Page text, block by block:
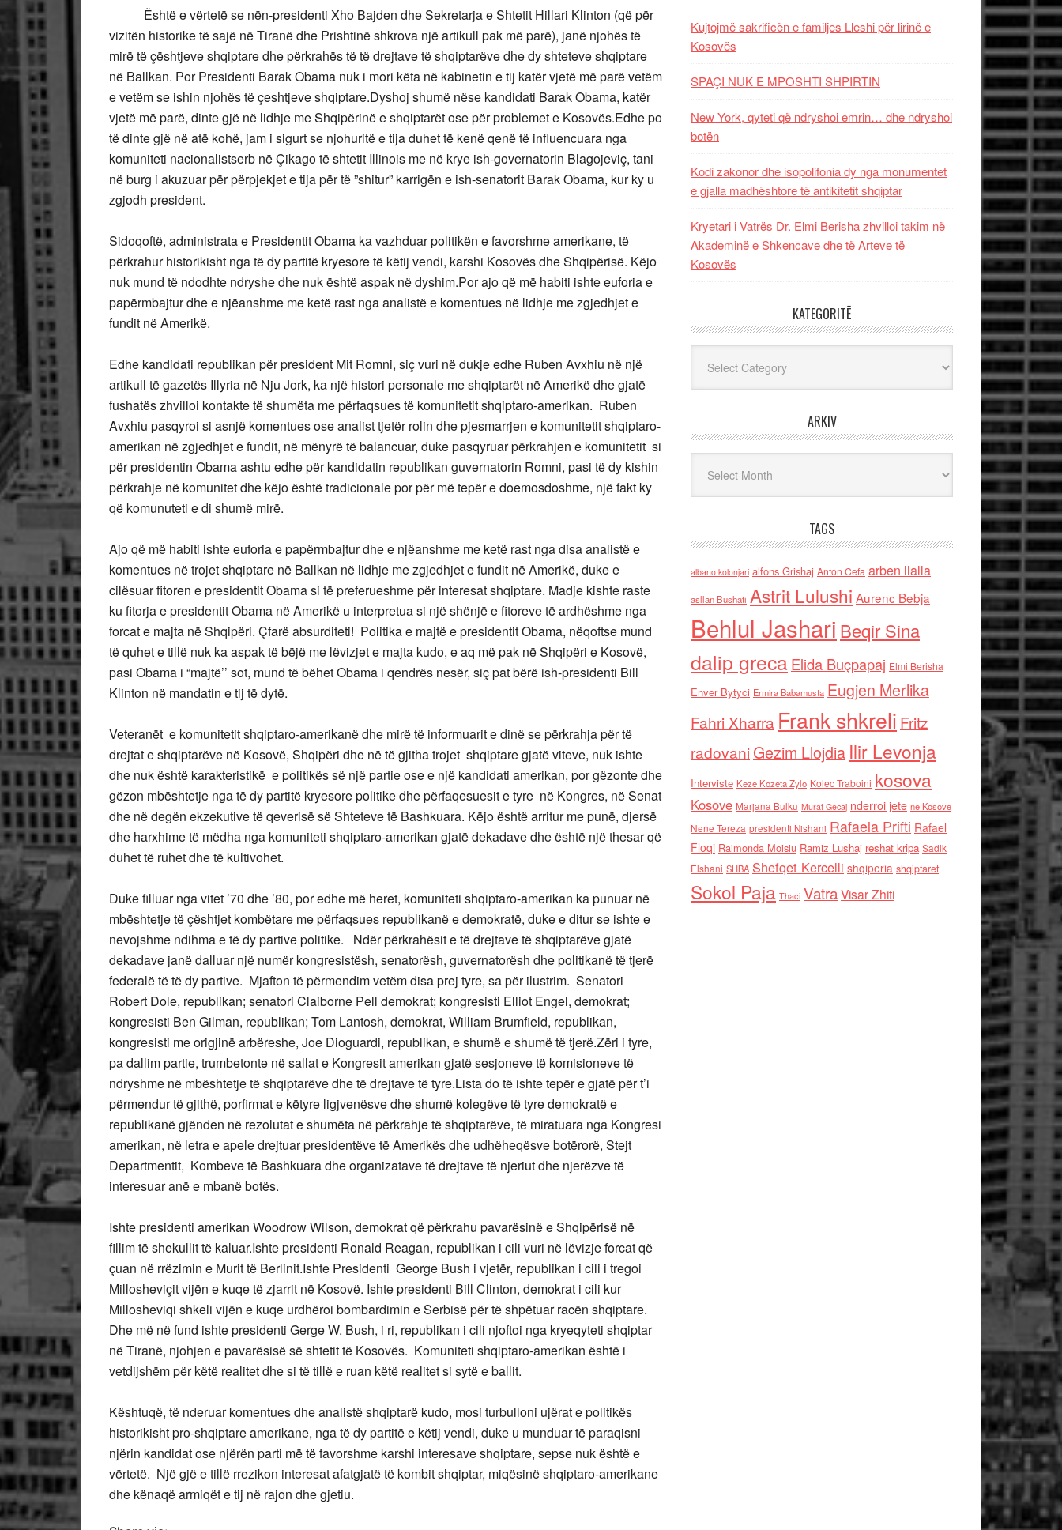
Është e vërtetë se nën-presidenti Xho Bajden dhe Sekretarja e Shtetit Hillari Klinton (që për
vizitën historike të sajë në Tiranë dhe Prishtinë shkrova një artikull pak më parë), janë njohës të
mirë të çështjeve shqiptare dhe përkrahës të të drejtave të shqiptarëve dhe dy shteteve shqiptare
në Ballkan. Por Presidenti Barak Obama nuk i mori këta në kabinetin e tij katër vjetë më parë vetëm
e vetëm se ishin njohës të çeshtjeve shqiptare.Dyshoj shumë nëse kandidati Barak Obama, katër
vjetë më parë, dinte gjë në lidhje me Shqipërinë e shqiptarët ose për problemet e Kosovës.Edhe po
të dinte gjë në atë kohë, jam i sigurt se njohuritë e tija duhet të kenë qenë të influencuara nga
komuniteti nacionalistserb në Çikago të shtetit Illinois me në krye ish-governatorin Blagojeviç, tani
në burg i akuzuar për përpjekjet e tija për të ”shitur” karrigën e ish-senatorit Barak Obama, kur ky u
zgjodh president.
Sidoqoftë, administrata e Presidentit Obama ka vazhduar politikën e favorshme amerikane, të
përkrahur historikisht nga të dy partitë kryesore të këtij vendi, karshi Kosovës dhe Shqipërisë. Këjo
nuk mund të ndodhte ndryshe dhe nuk është aspak në dyshim.Por ajo që më habiti ishte euforia e
papërmbajtur dhe e njëanshme me ketë rast nga analistë e komentues në lidhje me zgjedhjet e
fundit në Amerikë.
Edhe kandidati republikan për president Mit Romni, siç vuri në dukje edhe Ruben Avxhiu në një
artikull të gazetës Illyria në Nju Jork, ka një histori personale me shqiptarët në Amerikë dhe gjatë
fushatës zhvilloi kontakte të shumëta me përfaqsues të komunitetit shqiptaro-amerikan. Ruben
Avxhiu pasqyroi si asnjë komentues ose analist tjetër rolin dhe pjesmarrjen e komunitetit shqiptaro-
amerikan në zgjedhjet e fundit, në mënyrë të balancuar, duke pasqyruar përkrahjen e komunitetit si
për presidentin Obama ashtu edhe për kandidatin republikan guvernatorin Romni, pasi të dy kishin
përkrahje në komunitet dhe këjo është tradicionale por për më tepër e doemosdoshme, një fakt ky
që komunuteti e di shumë mirë.
Ajo që më habiti ishte euforia e papërmbajtur dhe e njëanshme me ketë rast nga disa analistë e
komentues në trojet shqiptare në Ballkan në lidhje me zgjedhjet e fundit në Amerikë, duke e
cilësuar fitoren e presidentit Obama si të preferueshme për interesat shqiptare. Madje kishte raste
ku fitorja e presidentit Obama në Amerikë u interpretua si një shënjë e fitoreve të ardhëshme nga
forcat e majta në Shqipëri. Çfarë absurditeti! Politika e majtë e presidentit Obama, nëqoftse mund
të quhet e tillë nuk ka aspak të bëjë me lëvizjet e majta kudo, e aq më pak në Shqipëri e Kosovë,
pasi Obama i “majtë’’ sot, mund të bëhet Obama i qendrës nesër, siç pat bërë ish-presidenti Bill
Klinton në mandatin e tij të dytë.
Veteranët e komunitetit shqiptaro-amerikanë dhe mirë të informuarit e dinë se përkrahja për të
drejtat e shqiptarëve në Kosovë, Shqipëri dhe në të gjitha trojet shqiptare gjatë viteve, nuk ishte
dhe nuk është karakteristikë e politikës së një partie ose e një kandidati amerikan, por gëzonte dhe
gëzon mbështetje nga të dy partitë kryesore politike dhe përfaqesuesit e tyre në Kongres, në Senat
dhe në degën ekzekutive të qeverisë së Shteteve të Bashkuara. Këjo është arritur me punë, djersë
dhe harxhime të mëdha nga komuniteti shqiptaro-amerikan gjatë dekadave dhe është një thesar që
duhet të ruhet dhe të kultivohet.
Duke filluar nga vitet ’70 dhe ’80, por edhe më heret, komuniteti shqiptaro-amerikan ka punuar në
mbështetje të çështjet kombëtare me përfaqsues republikanë e demokratë, duke e ditur se ishte e
nevojshme ndihma e të dy partive politike. Ndër përkrahësit e të drejtave të shqiptarëve gjatë
dekadave janë dalluar një numër kongresistësh, senatorësh, guvernatorësh dhe politikanë të tjerë
federalë të të dy partive. Mjafton të përmendim vetëm disa prej tyre, sa për ilustrim. Senatori
Robert Dole, republikan; senatori Claiborne Pell demokrat; kongresisti Elliot Engel, demokrat;
kongresisti Ben Gilman, republikan; Tom Lantosh, demokrat, William Brumfield, republikan,
kongresisti me origjinë arbëreshe, Joe Dioguardi, republikan, e shumë e shumë të tjerë.Zëri i tyre,
pa dallim partie, trumbetonte në sallat e Kongresit amerikan gjatë sesjoneve të komisioneve të
ndryshme në mbështetje të shqiptarëve dhe të drejtave të tyre.Lista do të ishte tepër e gjatë për t’i
përmendur të gjithë, porfirmat e këtyre ligjvenësve dhe shumë kolegëve të tyre demokratë e
republikanë gjënden në rezolutat e shumëta në përkrahje të shqiptarëve, të miratuara nga Kongresi
amerikan, në letra e apele drejtuar presidentëve të Amerikës dhe udhëheqësve botërorë, Stejt
Departmentit, Kombeve të Bashkuara dhe organizatave të drejtave të njeriut dhe njerëzve të
interesuar anë e mbanë botës.
Ishte presidenti amerikan Woodrow Wilson, demokrat që përkrahu pavarësinë e Shqipërisë në
fillim të shekullit të kaluar.Ishte presidenti Ronald Reagan, republikan i cili vuri në lëvizje forcat që
çuan në rrëzimin e Murit të Berlinit.Ishte Presidenti George Bush i vjetër, republikan i cili i tregoi
Millosheviçit vijën e kuqe të zjarrit në Kosovë. Ishte presidenti Bill Clinton, demokrat i cili kur
Millosheviqi shkeli vijën e kuqe urdhëroi bombardimin e Serbisë për të shpëtuar racën shqiptare.
Dhe më në fund ishte presidenti Gerge W. Bush, i ri, republikan i cili njoftoi nga kryeqyteti shqiptar
në Tiranë, njohjen e pavarësisë së shtetit të Kosovës. Komuniteti shqiptaro-amerikan është i
vetdijshëm për këtë realitet dhe si të tillë e ruan këtë realitet si sytë e ballit.
Kështuqë, të nderuar komentues dhe analistë shqiptarë kudo, mosi turbulloni ujërat e politikës
historikisht pro-shqiptare amerikane, nga të dy partitë e këtij vendi, duke u munduar të paraqisni
njërin kandidat ose njërën parti më të favorshme karshi interesave shqiptare, sepse nuk është e
vërtetë. Një gjë e tillë rrezikon interesat afatgjatë të kombit shqiptar, miqësinë shqiptaro-amerikane
dhe kënaqë armiqët e tij në rajon dhe gjetiu.
Kujtojmë sakrificën e familjes Lleshi për lirinë e
Kosovës
SPAÇI NUK E MPOSHTI SHPIRTIN
New York, qyteti që ndryshoi emrin… dhe ndryshoi
botën
Kodi zakonor dhe isopolifonia dy nga monumentet
e gjalla madhështore të antikitetit shqiptar
Kryetari i Vatrës Dr. Elmi Berisha zhvilloi takim në
Akademinë e Shkencave dhe të Arteve të
Kosovës
KATEGORITË
ARKIV
TAGS
albano kolonjari alfons Grishaj Anton Cefa arben llalla
asllan Bushati Astrit Lulushi Aurenc Bebja
Behlul Jashari Beqir Sina
dalip grecaElida Buçpapaj Elmi Berisha
Enver Bytyci Ermira Babamusta Eugjen Merlika
Fahri Xharra Frank shkreli Fritz
radovaniGezim Llojdia Ilir Levonja
Interviste Keze Kozeta Zylo Kolec Traboini kosova
Kosove Marjana Bulku Murat Gecaj nderroi jete ne Kosove
Nene Tereza presidenti Nishani Rafaela Prifti Rafael
Floqi Raimonda Moisiu Ramiz Lushaj reshat kripa Sadik
Elshani SHBA Shefqet Kercelli shqiperia shqiptaret
Sokol Paja Thaci VatraVisar Zhiti